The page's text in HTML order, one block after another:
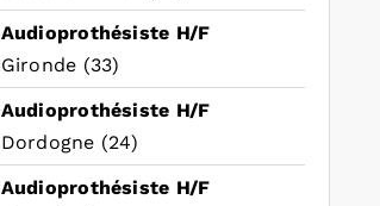
Audioprothésiste H/F
Gironde (33)
Audioprothésiste H/F
Dordogne (24)
Audioprothésiste H/F